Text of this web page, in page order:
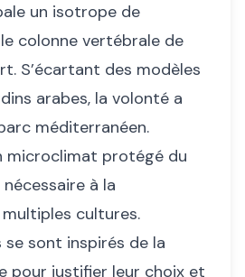
un isotrope de
colonne vertébrale de
S’écartant des modèles
arabes, la volonté a
méditerranéen.
microclimat protégé du
à la
cultures.
sont inspirés de la
pour justifier leur choix et